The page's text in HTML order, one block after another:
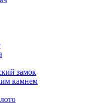
замок
камнем